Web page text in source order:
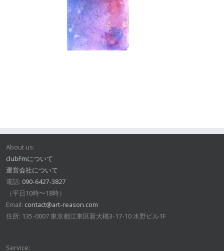
About us:
clubFmについて
運営会社について
電話: 090-6427-3827
（平日10時〜18時）
Email: contact@art-reason.com
住所: 135-0007 東京都江東区新大橋3-17-10 水野ビル1F
Service: